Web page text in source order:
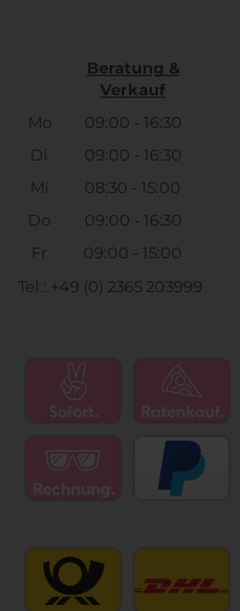
Beratung &
Verkauf
Mo
09:00 - 16:30
Di
09:00 - 16:30
Mi
08:30 - 15:00
Do
09:00 - 16:30
Fr
09:00 - 15:00
Tel.: +49 (0) 2365 203999